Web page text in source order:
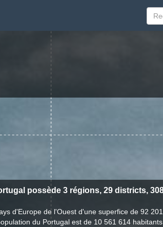
possède 3 régions, 29 districts,
d'Europe de l'Ouest d'une superfice de 92
du Portugal est de 10 561 614